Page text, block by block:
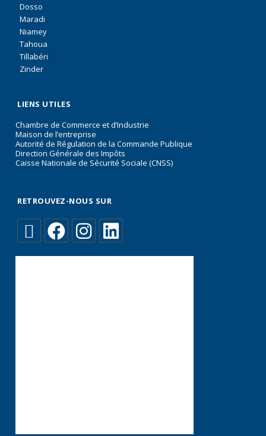
Dosso
Maradi
Niamey
Tahoua
Tillabéri
Zinder
LIENS UTILES
Chambre de Commerce et d’Industrie
Maison de l’entreprise
Autorité de Régulation de la Commande Publique
Direction Générale des Impôts
Caisse Nationale de Sécurité Sociale (CNSS)
RETROUVEZ-NOUS SUR